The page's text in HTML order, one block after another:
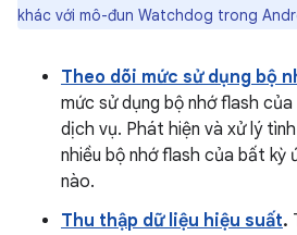
khác với mô-đun Watchdog trong
Theo dõi mức sử dụng bộ
mức sử dụng bộ nhớ flash
dịch vụ. Phát hiện và xử lý
nhiều bộ nhớ flash của bất kỳ
nào.
Thu thập dữ liệu hiệu suất.